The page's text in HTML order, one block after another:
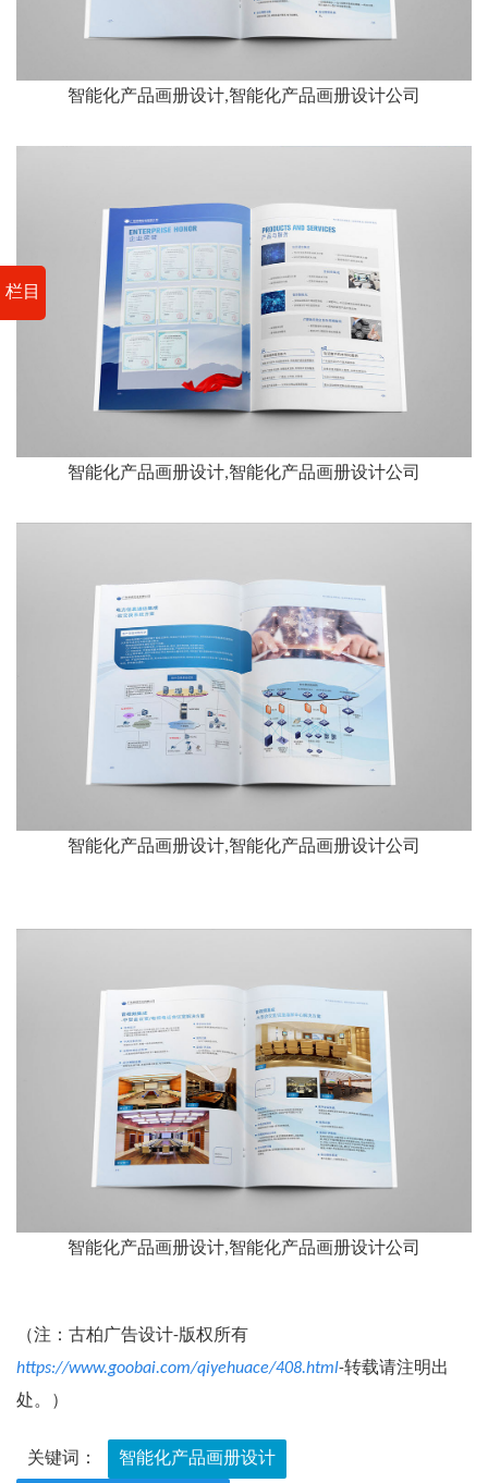
栏目
智能化产品画册设计,智能化产品画册设计公司
智能化产品画册设计,智能化产品画册设计公司
智能化产品画册设计,智能化产品画册设计公司
智能化产品画册设计,智能化产品画册设计公司
（注：古柏广告设计-版权所有
https://www.goobai.com/qiyehuace/408.html-转载请注明出
处。）
关键词： 智能化产品画册设计